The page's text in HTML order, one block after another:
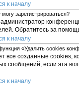
к началу
зарегистрироваться?
Обратитесь за
к началу
«Удалить cookies
все созданные cookies,
сообщений, если эта
к началу